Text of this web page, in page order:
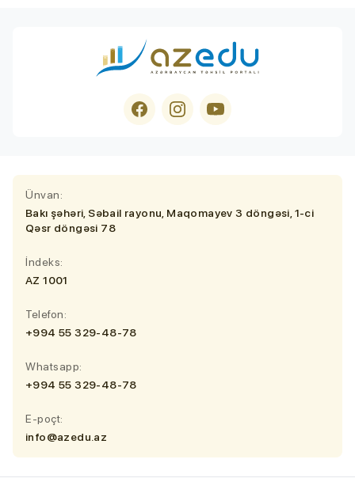
Ünvan:
Bakı şəhəri, Səbail rayonu, Maqomayev 3 döngəsi, 1-ci
Qəsr döngəsi 78
İndeks:
AZ 1001
Telefon:
+994 55 329-48-78
Whatsapp:
+994 55 329-48-78
E-poçt:
info@azedu.az